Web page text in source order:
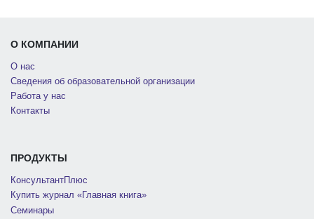
О КОМПАНИИ
О нас
Сведения об образовательной организации
Работа у нас
Контакты
ПРОДУКТЫ
КонсультантПлюс
Купить журнал «Главная книга»
Семинары